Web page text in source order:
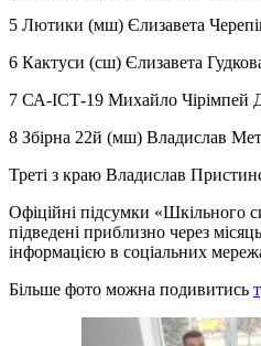
5 Лютики (мш) Єлизавета
6 Кактуси (сш) Єлизавета
7 СА-ІСТ-19 Михайло
8 Збірна 22й (мш) Владислав
Треті з краю Владислав
Офіційні підсумки «Шкільного
підведені приблизно через
інформацією в соціальних
Більше фото можна подивитись